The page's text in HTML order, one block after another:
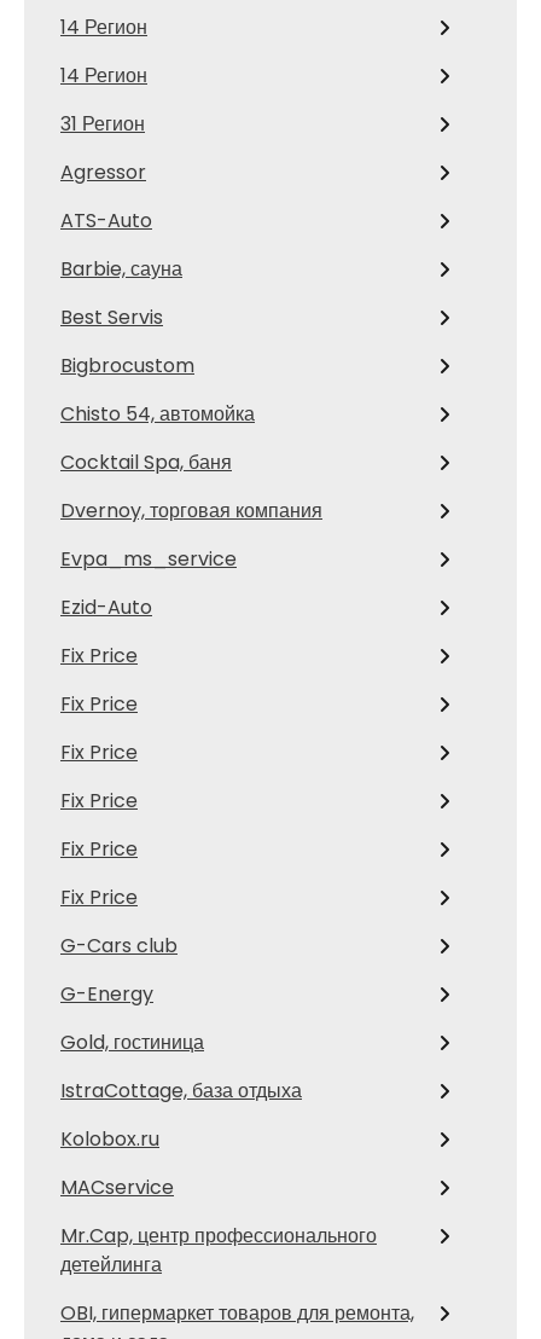
14 Регион
14 Регион
31 Регион
Agressor
ATS-Auto
Barbie, сауна
Best Servis
Bigbrocustom
Chisto 54, автомойка
Cocktail Spa, баня
Dvernoy, торговая компания
Evpa_ms_service
Ezid-Auto
Fix Price
Fix Price
Fix Price
Fix Price
Fix Price
Fix Price
G-Cars club
G-Energy
Gold, гостиница
IstraCottage, база отдыха
Kolobox.ru
MACservice
Mr.Cap, центр профессионального
детейлинга
OBI, гипермаркет товаров для ремонта,